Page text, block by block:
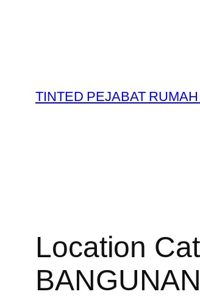
TINTED PEJABAT
Location